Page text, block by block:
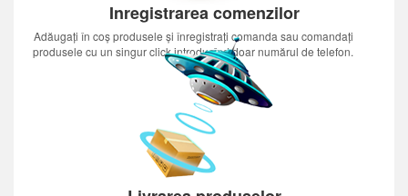
Inregistrarea comenzilor
Adăugați în coș produsele și înregistrați comanda sau comandați
produsele cu un singur click introducînd doar numărul de telefon.